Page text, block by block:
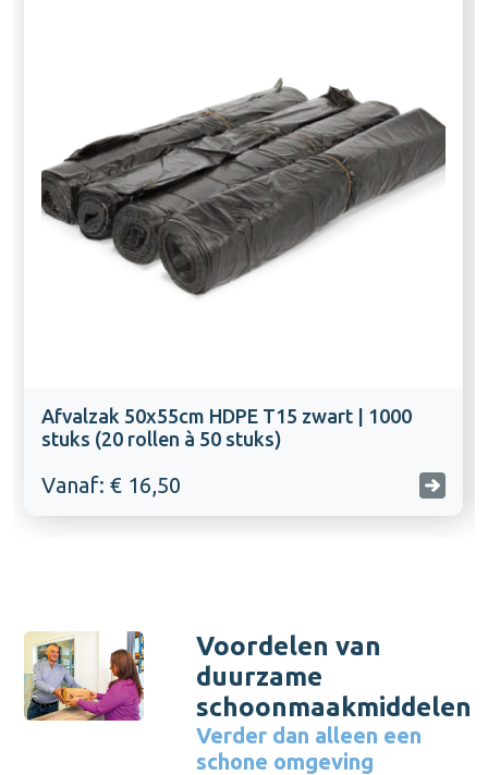
Afvalzak 50x55cm HDPE T15 zwart | 1000
stuks (20 rollen à 50 stuks)
Vanaf: € 16,50
Voordelen van
duurzame
schoonmaakmiddelen
Verder dan alleen een
schone omgeving